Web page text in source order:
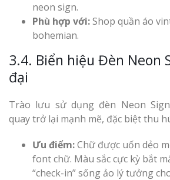
neon sign.
Phù hợp với:Shop quần áo
bohemian.
3.4. Biển hiệu Đèn Neon
đại
Trào lưu sử dụng đèn Neon
quay trở lại mạnh mẽ, đặc biệt thu
Ưu điểm:Chữ được uốn dẻo
font chữ. Màu sắc cực kỳ bắt
“check-in” sống ảo lý tưởng